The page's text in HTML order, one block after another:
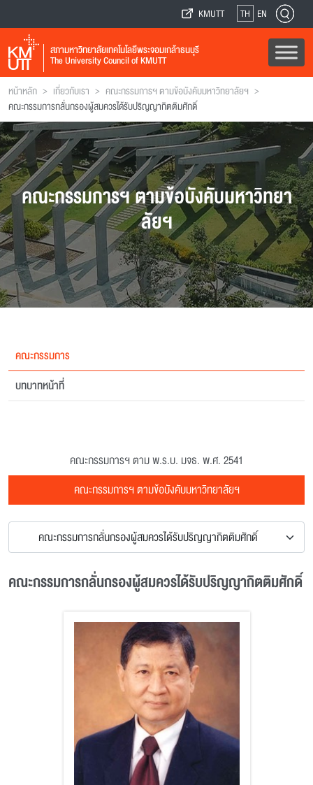
KMUTT TH EN
สภามหาวิทยาลัยเทคโนโลยีพระจอมเกล้าธนบุรี
The University Council of KMUTT
หน้าหลัก > เกี่ยวกับเรา > คณะกรรมการฯ ตามข้อบังคับมหาวิทยาลัยฯ >
คณะกรรมการกลั่นกรองผู้สมควรได้รับปริญญากิตติมศักดิ์
คณะกรรมการฯ ตามข้อบังคับมหาวิทยา
ลัยฯ
คณะกรรมการ
บทบาทหน้าที่
คณะกรรมการฯ ตาม พ.ร.บ. มจธ. พ.ศ. 2541
คณะกรรมการฯ ตามข้อบังคับมหาวิทยาลัยฯ
คณะกรรมการกลั่นกรองผู้สมควรได้รับปริญญากิตติมศักดิ์
คณะกรรมการกลั่นกรองผู้สมควรได้รับปริญญากิตติมศักดิ์